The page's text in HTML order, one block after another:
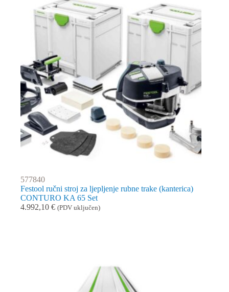
577840
Festool ručni stroj za ljepljenje rubne trake (kanterica)
CONTURO KA 65 Set
4.992,10 € (PDV uključen)